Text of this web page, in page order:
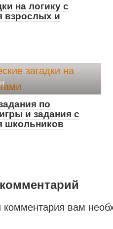
на логику с
взрослых и
по
и задания с
школьников
комментария вам